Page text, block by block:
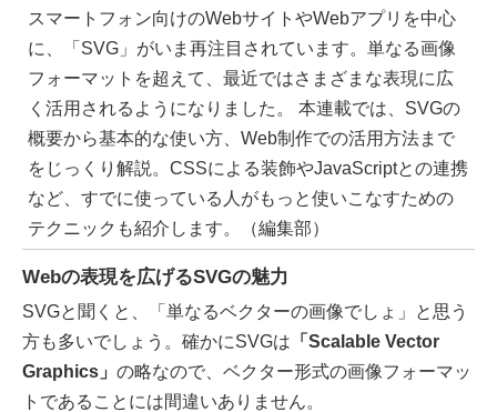
スマートフォン向けのWebサイトやWebアプリを中心
に、「SVG」がいま再注目されています。単なる画像
フォーマットを超えて、最近ではさまざまな表現に広
く活用されるようになりました。 本連載では、SVGの
概要から基本的な使い方、Web制作での活用方法まで
をじっくり解説。CSSによる装飾やJavaScriptとの連携
など、すでに使っている人がもっと使いこなすための
テクニックも紹介します。（編集部）
Webの表現を広げるSVGの魅力
SVGと聞くと、「単なるベクターの画像でしょ」と思う
方も多いでしょう。確かにSVGは 「Scalable Vector
Graphics」 の略なので、ベクター形式の画像フォーマッ
トであることには間違いありません。